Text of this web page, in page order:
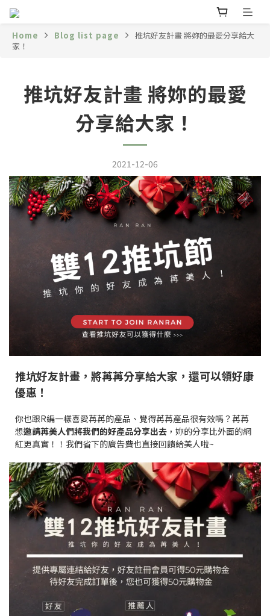
Home Blog list page
推坑好友計畫 將妳的最愛分享給大
家！
推坑好友計畫 將妳的最愛
分享給大家！
2021-12-06
推坑好友計畫，將苒苒分享給大家，還可以領好康
優惠！
你也跟R編一樣喜愛苒苒的產品、覺得苒苒產品很有效嗎？苒苒
想邀請苒美人們將我們的好產品分享出去 ，妳的分享比外面的網
紅更真實！！我們省下的廣告費也直接回饋給美人啦~